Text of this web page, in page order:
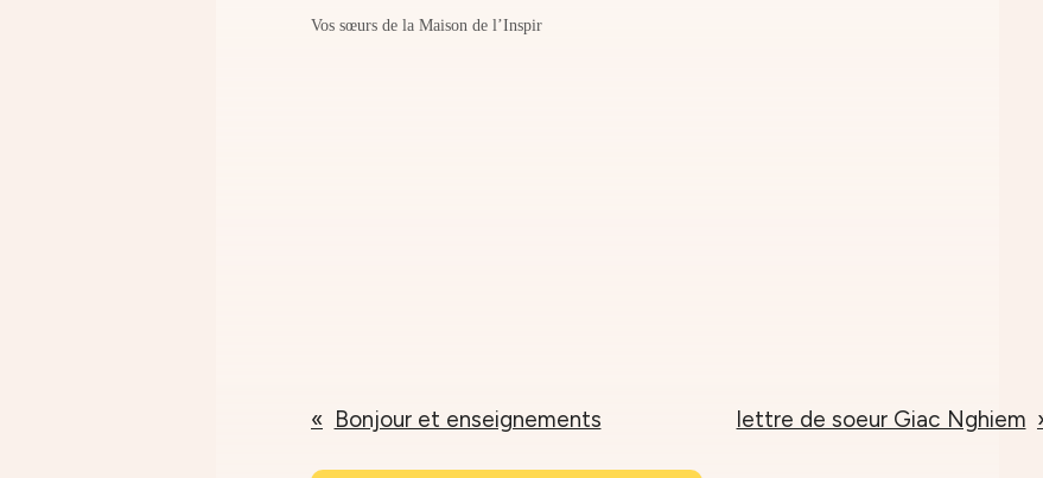
Vos sœurs de la Maison de l’Inspir
Bonjour et enseignements lettre de soeur Giac Nghiem